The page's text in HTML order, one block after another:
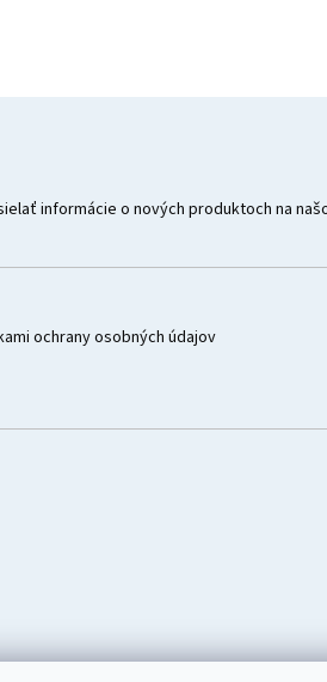
informácie o nových produktoch na
ochrany osobných údajov